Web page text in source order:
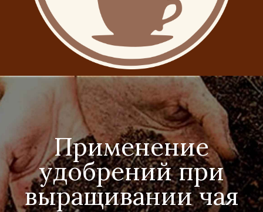
Применение
удобрений при
выращивании чая